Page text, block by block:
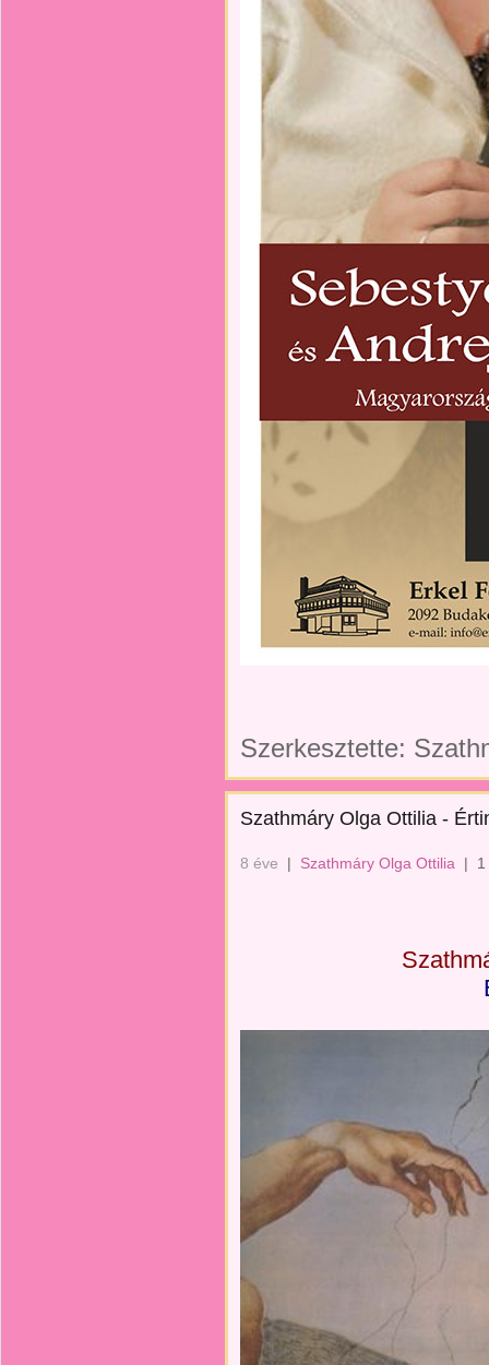
Szerkesztette:
Szathmáry Olga Ottilia -
8 éve | Szathmáry Olga Ottilia |